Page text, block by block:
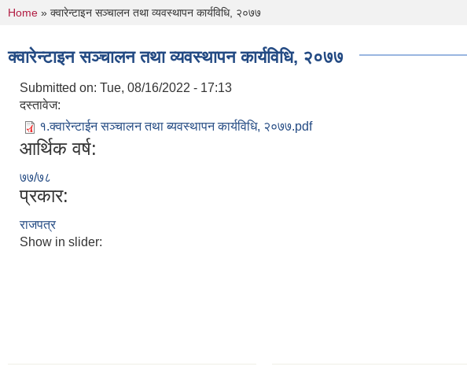
You are here
Home » क्वारेन्टाइन सञ्चालन तथा व्यवस्थापन कार्यविधि, २०७७
क्वारेन्टाइन सञ्चालन तथा व्यवस्थापन कार्यविधि, २०७७
Submitted on: Tue, 08/16/2022 - 17:13
दस्तावेज:
१.क्वारेन्टाईन सञ्चालन तथा ब्यवस्थापन कार्यविधि, २०७७.pdf
आर्थिक वर्ष:
७७/७८
प्रकार:
राजपत्र
Show in slider: